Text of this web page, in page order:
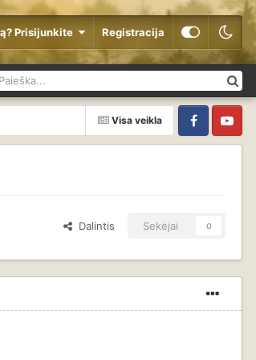
Prisijunkite Registracija
Visa veikla
FacebookYouTube
Dalintis Sekėjai 0